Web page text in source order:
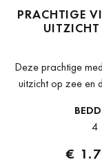
PRACHTIGE
Deze prachtige
uitzicht op zee en
4
€